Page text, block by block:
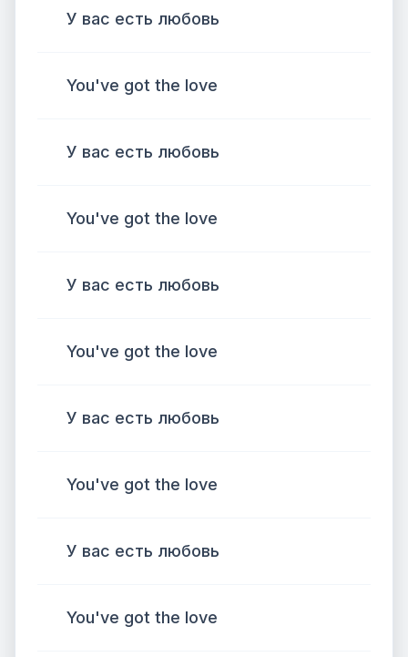
У вас есть любовь
You've got the love
У вас есть любовь
You've got the love
У вас есть любовь
You've got the love
У вас есть любовь
You've got the love
У вас есть любовь
You've got the love